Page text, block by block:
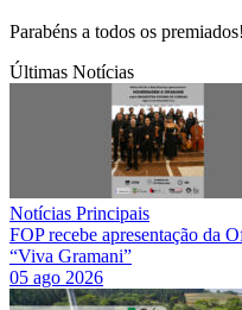
Parabéns a todos os premiados!
Últimas Notícias
Notícias Principais
FOP recebe apresentação da
“Viva Gramani”
05 ago 2026